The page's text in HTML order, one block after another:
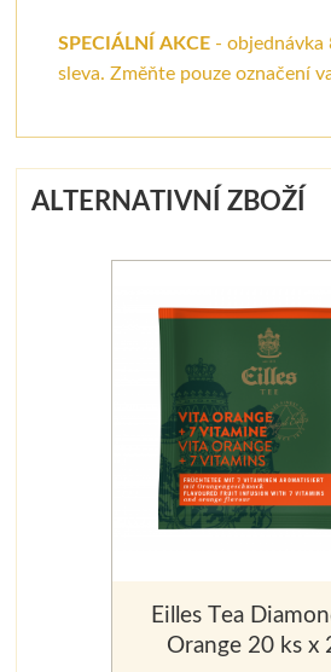
SPECIÁLNÍ AKCE - objednávka
sleva. Změňte pouze označení
ALTERNATIVNÍ ZBOŽÍ
Eilles Tea
Orange 20 ks x